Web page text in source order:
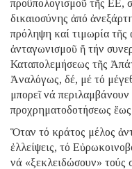
προϋπολογισμοῦ τῆς ΕΕ,
δικαιοσύνης ἀπό
πρόληψη καί τιμωρία
ἀνταγωνισμοῦ ἤ τήν
Καταπολεμήσεως τῆς
Ἀναλόγως, δέ, μέ τό
μπορεῖ νά
προχρηματοδοτήσεως
Ὅταν τό κράτος μέλος
ἐλλείψεις, τό
νά «ξεκλειδώσουν» τούς